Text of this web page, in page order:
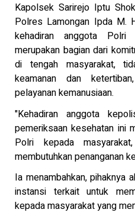
Kapolsek Sarirejo Iptu
Polres Lamongan Ipda M.
kehadiran anggota
merupakan bagian dari
di tengah masyarakat,
keamanan dan
pelayanan kemanusiaan.
"Kehadiran anggota
pemeriksaan kesehatan ini
Polri kepada
membutuhkan penanganan
Ia menambahkan, pihaknya
instansi terkait untuk
kepada masyarakat yang